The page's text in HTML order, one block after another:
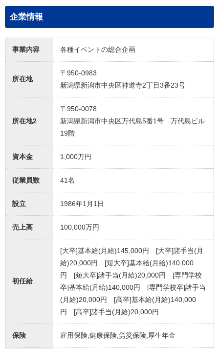
企業情報
事業内容 各種イベントの総合企画
所在地
〒950-0983
新潟県新潟市中央区神道寺2丁目3番23号
所在地2
〒950-0078
新潟県新潟市中央区万代島5番1号 万代島ビル
19階
資本金 1,000万円
従業員数 41名
設立 1986年1月1日
売上高 100,000万円
初任給
[大卒]基本給(月給)145,000円 [大卒]諸手当(月
給)20,000円 [短大卒]基本給(月給)140,000
円 [短大卒]諸手当(月給)20,000円 [専門学校
卒]基本給(月給)140,000円 [専門学校卒]諸手当
(月給)20,000円 [高卒]基本給(月給)140,000
円 [高卒]諸手当(月給)20,000円
保険 雇用保険,健康保険,労災保険,厚生年金